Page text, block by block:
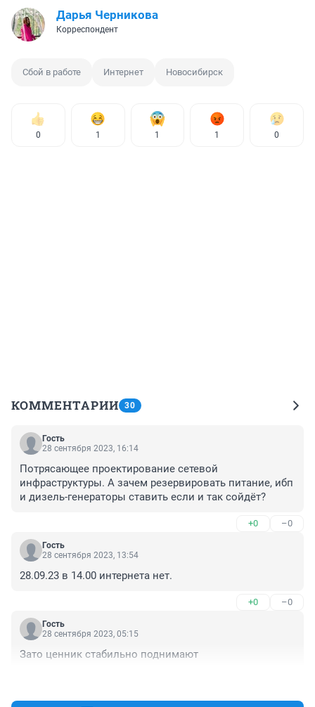
Дарья Черникова
Корреспондент
Сбой в работе Интернет Новосибирск
0 1 1 1 0
КОММЕНТАРИИ 30
Гость
28 сентября 2023, 16:14
Потрясающее проектирование сетевой
инфраструктуры. А зачем резервировать питание, ибп
и дизель-генераторы ставить если и так сойдёт?
+0 –0
Гость
28 сентября 2023, 13:54
28.09.23 в 14.00 интернета нет.
+0 –0
Гость
28 сентября 2023, 05:15
Зато ценник стабильно поднимают